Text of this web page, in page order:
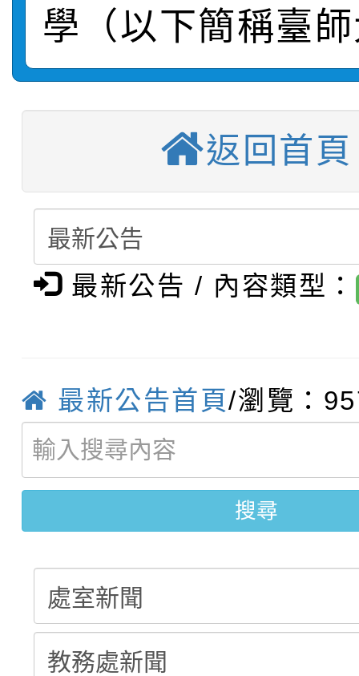
宣導。
結果(第10招)
學年度第1學期第9次代
結果(第2招)
轉知：本市公務人員協
9月16日本府B2大禮堂
1次會員大會暨第7屆會
函轉運動部全民運動署
推動社區運動俱樂部營
計畫」1 份，請踴躍報
權責核予出席人員公(
【甄選結果(第11招)】
學年度第1學期第7次
結果(第11招)
【甄選結果(第3招)】
學年度第1學期第9次代
結果(第3招)
桃園市家庭教育中心「
程資訊」、「暑期親子
「祖孫樂淘桃」、「愛
站幸福系列講座及成長
報，惠請貴機關(學校)
宣導。
「校園短影音徵選活動
員」簡章及活動海報，
115學年度新生訓練注
學年度第1學期第7次代
結果(第10招)
【甄選結果(第2招)】
學年度第1學期第9次代
轉知：本市公務人員協
9月16日本府B2大禮堂
函轉運動部全民運動
計畫」1 份，請踴躍報
權責核予出席人員公(
學（以下簡稱臺
返回首頁
最新公告 / 內容類型：
最新公告首頁/瀏覽：
搜尋